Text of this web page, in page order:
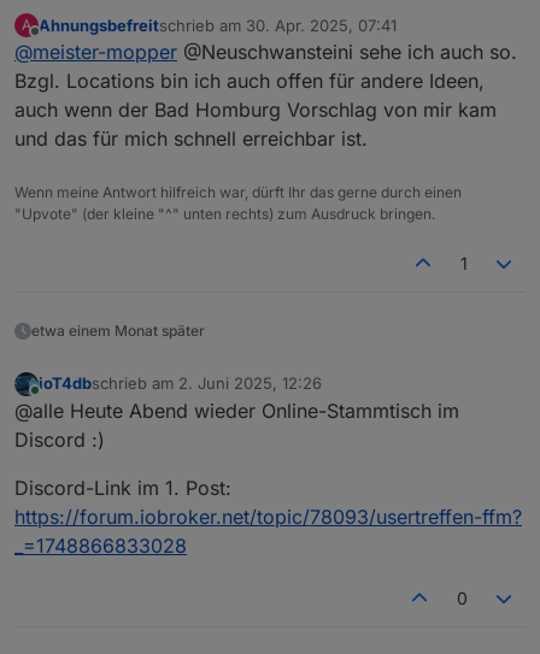
Ja, da bin ich dabei.
Aus meiner Sicht sollten tatsächlich die
Lokalitäten wechseln, da habt ihr doch
sicherlich etliche Vorschläge und eine
willkommene Abwechslung wäre es auch.
A
Offline
Ahnungsbefreitschrieb am 30. Apr. 2025, 07:41
zuletzt editiert von
@meister-mopper @Neuschwansteini sehe ich auch so.
Bzgl. Locations bin ich auch offen für andere Ideen,
auch wenn der Bad Homburg Vorschlag von mir kam
und das für mich schnell erreichbar ist.
Wenn meine Antwort hilfreich war, dürft Ihr das gerne durch einen
"Upvote" (der kleine "^" unten rechts) zum Ausdruck bringen.
1
etwa einem Monat später
Online
ioT4dbschrieb am 2. Juni 2025, 12:26
zuletzt editiert von
@alle Heute Abend wieder Online-Stammtisch im
Discord :)
Discord-Link im 1. Post:
https://forum.iobroker.net/topic/78093/usertreffen-ffm?
_=1748866833028
0